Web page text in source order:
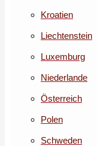
Kroatien
Liechtenstein
Luxemburg
Niederlande
Österreich
Polen
Schweden